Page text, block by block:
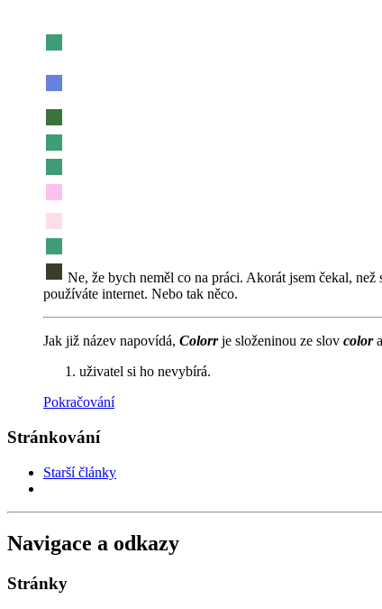
Ne, že bych neměl co na práci. Akorát jsem čekal, než
používáte internet. Nebo tak něco.
Jak již název napovídá, Colorrje složeninou ze slov colora
uživatel si ho nevybírá.
Pokračování
Stránkování
Starší články
Navigace a odkazy
Stránky